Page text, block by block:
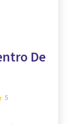
De
5